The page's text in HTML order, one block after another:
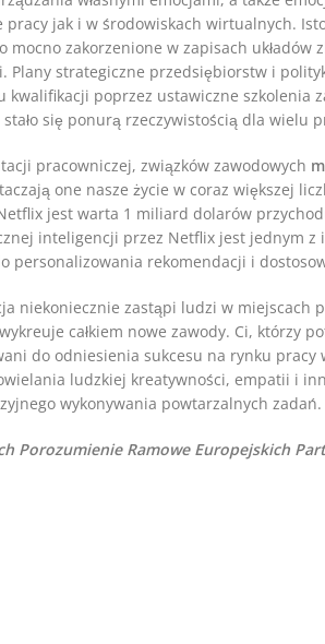
pracy jak i w środowiskach wirtualnych.
zakorzenione w zapisach
strategiczne przedsiębiorstw i
poprzez ustawiczne szkolenia
się ponurą rzeczywistością dla wielu
pracowniczej, związków zawodowych
one nasze życie w coraz większej
jest warta 1 miliard dolarów
inteligencji przez Netflix jest jednym z
personalizowania rekomendacji i
niekoniecznie zastąpi ludzi w miejscach
całkiem nowe zawody. Ci, którzy
do odniesienia sukcesu na rynku pracy
ludzkiej kreatywności, empatii i
wykonywania powtarzalnych zadań.
Porozumienie Ramowe Europejskich